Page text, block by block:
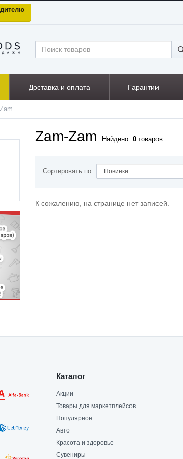
Доставка и оплата Гарантии
Zam-Zam Найдено: 0 товаров
Сортировать по
К сожалению, на странице нет записей.
Каталог
Акции
Товары для маркетплейсов
Популярное
Авто
Красота и здоровье
Сувениры